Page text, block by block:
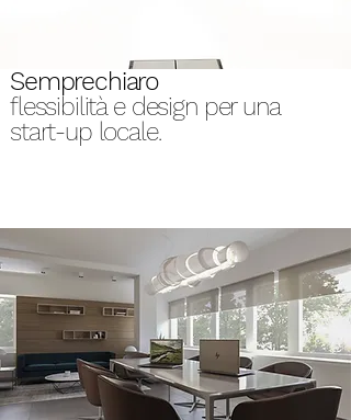
Semprechiaro
flessibilità e design per una
start-up locale.